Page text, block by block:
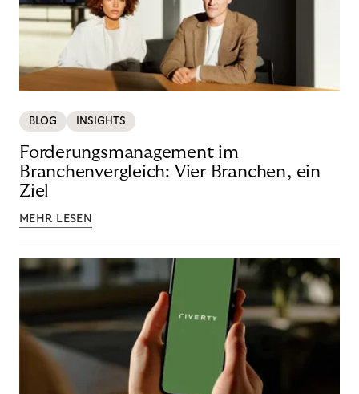
BLOG INSIGHTS
Forderungsmanagement im
Branchenvergleich: Vier Branchen, ein
Ziel
MEHR LESEN